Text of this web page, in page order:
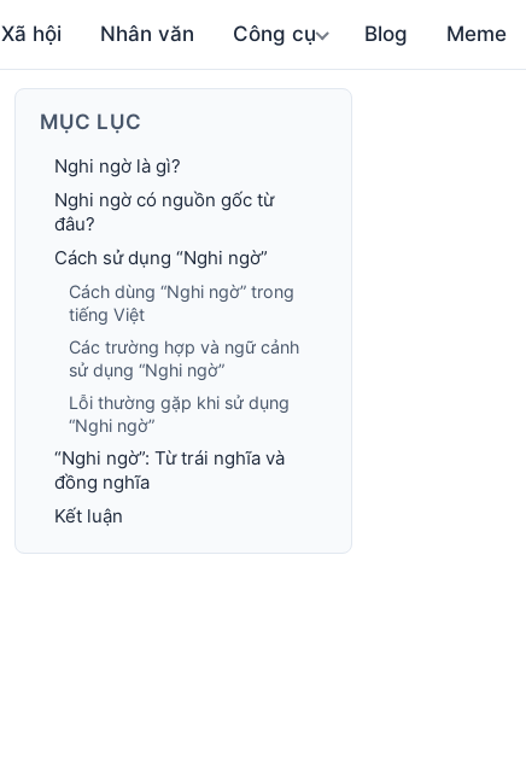
Xã hội Nhân văn Công cụ Blog Meme
MỤC LỤC
Nghi ngờ là gì?
Nghi ngờ có nguồn gốc từ
đâu?
Cách sử dụng “Nghi ngờ”
Cách dùng “Nghi ngờ” trong
tiếng Việt
Các trường hợp và ngữ cảnh
sử dụng “Nghi ngờ”
Lỗi thường gặp khi sử dụng
“Nghi ngờ”
“Nghi ngờ”: Từ trái nghĩa và
đồng nghĩa
Kết luận